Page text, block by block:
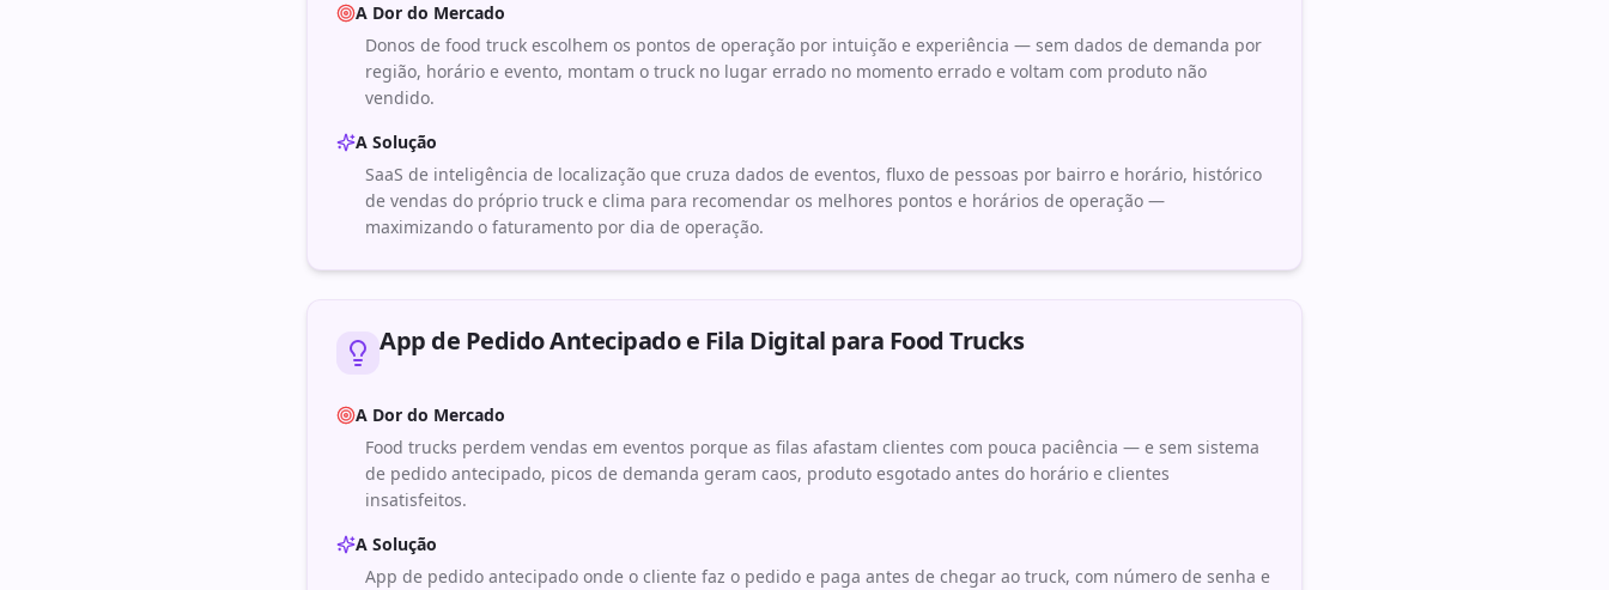
A Dor do Mercado
Donos de food truck escolhem os pontos de operação por intuição e experiência — sem dados de demanda por
região, horário e evento, montam o truck no lugar errado no momento errado e voltam com produto não
vendido.
A Solução
SaaS de inteligência de localização que cruza dados de eventos, fluxo de pessoas por bairro e horário, histórico
de vendas do próprio truck e clima para recomendar os melhores pontos e horários de operação —
maximizando o faturamento por dia de operação.
App de Pedido Antecipado e Fila Digital para Food Trucks
A Dor do Mercado
Food trucks perdem vendas em eventos porque as filas afastam clientes com pouca paciência — e sem sistema
de pedido antecipado, picos de demanda geram caos, produto esgotado antes do horário e clientes
insatisfeitos.
A Solução
App de pedido antecipado onde o cliente faz o pedido e paga antes de chegar ao truck, com número de senha e